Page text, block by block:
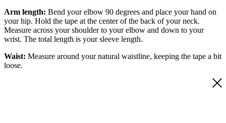
Arm length: Bend your elbow 90 degrees and place your hand on
your hip. Hold the tape at the center of the back of your neck.
Measure across your shoulder to your elbow and down to your
wrist. The total length is your sleeve length.
Waist: Measure around your natural waistline, keeping the tape a bit
loose.